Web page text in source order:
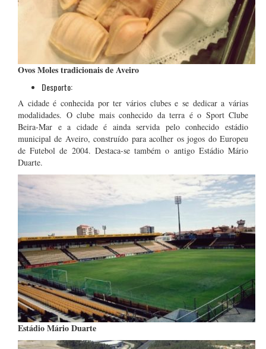
Ovos Moles tradicionais de Aveiro
Desporto:
A cidade é conhecida por ter vários clubes e se dedicar a várias
modalidades. O clube mais conhecido da terra é o Sport Clube
Beira-Mar e a cidade é ainda servida pelo conhecido estádio
municipal de Aveiro, construído para acolher os jogos do Europeu
de Futebol de 2004. Destaca-se também o antigo Estádio Mário
Duarte.
Estádio Mário Duarte